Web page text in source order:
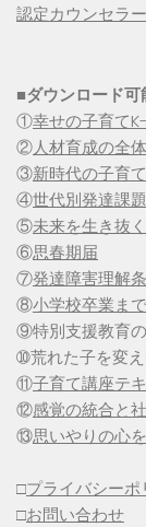
認定カウンセラ
■ダウンロード可
①幸せの子育て
②人材育成の全
③新時代の子育
④世代別発達課
⑤未来を生き抜
⑥思春期届
⑦発達障害理解条
⑧小学校卒業ま
⑨特別支援教育
➉荒れた子を変
⑪子育て講座テ
⑫感覚の統合と
⑬思いやりの心
□プライバシーポ
□お問い合わせ